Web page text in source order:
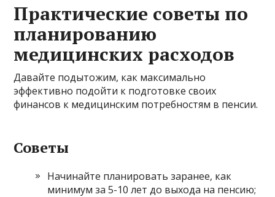
Практические советы по
планированию
медицинских расходов
Давайте подытожим, как максимально
эффективно подойти к подготовке своих
финансов к медицинским потребностям в пенсии.
Советы
Начинайте планировать заранее, как
минимум за 5-10 лет до выхода на пенсию;